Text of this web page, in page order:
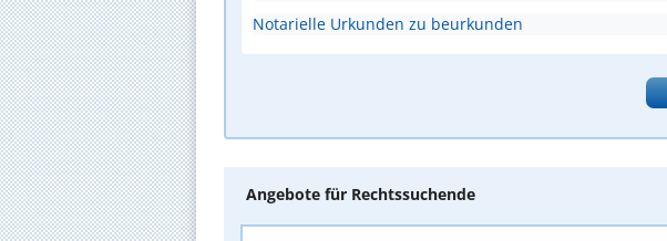
Notarielle Urkunden zu beurkunden
Angebote für Rechtssuchende